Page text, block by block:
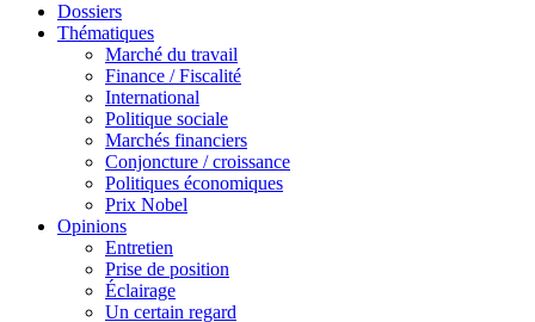
Dossiers
Thématiques
Marché du travail
Finance / Fiscalité
International
Politique sociale
Marchés financiers
Conjoncture / croissance
Politiques économiques
Prix Nobel
Opinions
Entretien
Prise de position
Éclairage
Un certain regard